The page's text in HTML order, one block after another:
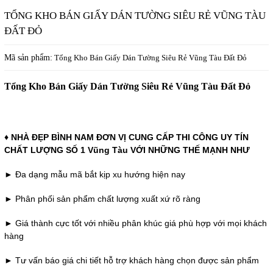
TỔNG KHO BÁN GIẤY DÁN TƯỜNG SIÊU RẺ VŨNG TÀU
ĐẤT ĐỎ
Mã sản phẩm: Tổng Kho Bán Giấy Dán Tường Siêu Rẻ Vũng Tàu Đất Đỏ
Tổng Kho Bán Giấy Dán Tường Siêu Rẻ Vũng Tàu Đất Đỏ
♦ NHÀ ĐẸP BÌNH NAM ĐƠN VỊ CUNG CẤP THI CÔNG UY TÍN
CHẤT LƯỢNG SỐ 1 Vũng Tàu VỚI NHỮNG THẾ MẠNH NHƯ
► Đa dạng mẫu mã bắt kịp xu hướng hiện nay
► Phân phối sản phẩm chất lượng xuất xứ rõ ràng
► Giá thành cực tốt với nhiều phân khúc giá phù hợp với mọi khách
hàng
► Tư vấn báo giá chi tiết hỗ trợ khách hàng chọn được sản phẩm